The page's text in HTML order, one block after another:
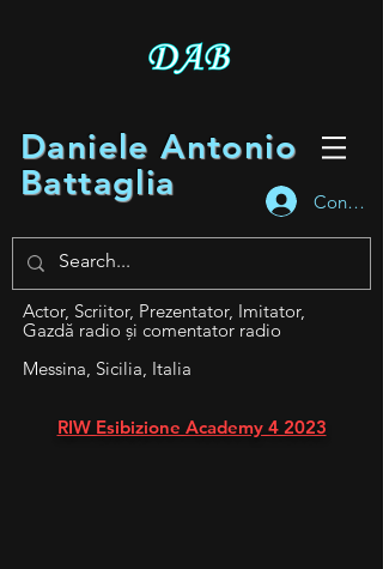
Daniele Antonio
Battaglia
Actor, Scriitor, Prezentator, Imitator,
Gazdă radio și comentator radio
Messina, Sicilia, Italia
RIW Esibizione Academy 4 2023